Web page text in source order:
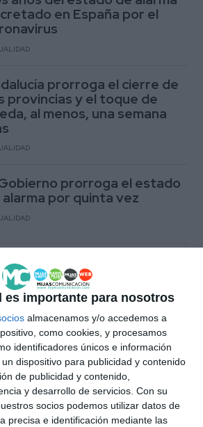
es importante para nosotros
almacenamos y/o accedemos a
como cookies, y procesamos
identificadores únicos e información
dispositivo para publicidad y contenido
de publicidad y contenido,
y desarrollo de servicios. Con su
socios podemos utilizar datos de
precisa e identificación mediante las
en España por el
prorroga el cierre de
provincias y el toque de
al menos, una semana
prorroga el estado
alarma por quinta vez
Gobierno asume la autoridad
en el estado de alarma y
los desplazamientos
sanciones por incumplir el
de alarma pueden ir
los 100 a los 600.000